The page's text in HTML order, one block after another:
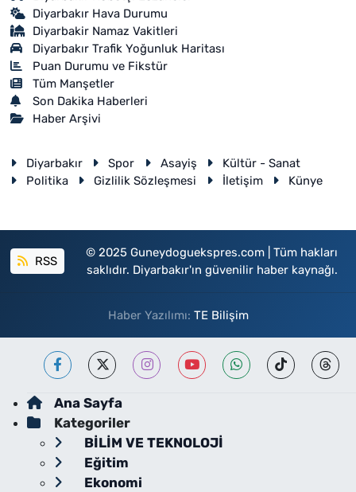
Diyarbakır Hava Durumu
Diyarbakir Namaz Vakitleri
Diyarbakır Trafik Yoğunluk Haritası
Puan Durumu ve Fikstür
Tüm Manşetler
Son Dakika Haberleri
Haber Arşivi
Diyarbakır Spor Asayiş
Kültür - Sanat
Politika
Gizlilik Sözleşmesi İletişim Künye
RSS
© 2025 Guneydoguekspres.com | Tüm hakları
saklıdır. Diyarbakır'ın güvenilir haber kaynağı.
Haber Yazılımı: TE Bilişim
Ana Sayfa
Kategoriler
BİLİM VE TEKNOLOJİ
Eğitim
Ekonomi